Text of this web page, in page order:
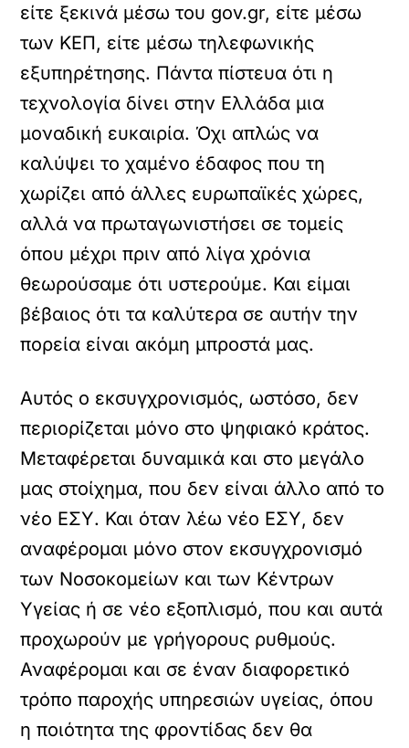
είτε ξεκινά μέσω του gov.gr, είτε μέσω
των ΚΕΠ, είτε μέσω τηλεφωνικής
εξυπηρέτησης. Πάντα πίστευα ότι η
τεχνολογία δίνει στην Ελλάδα μια
μοναδική ευκαιρία. Όχι απλώς να
καλύψει το χαμένο έδαφος που τη
χωρίζει από άλλες ευρωπαϊκές χώρες,
αλλά να πρωταγωνιστήσει σε τομείς
όπου μέχρι πριν από λίγα χρόνια
θεωρούσαμε ότι υστερούμε. Και είμαι
βέβαιος ότι τα καλύτερα σε αυτήν την
πορεία είναι ακόμη μπροστά μας.
Αυτός ο εκσυγχρονισμός, ωστόσο, δεν
περιορίζεται μόνο στο ψηφιακό κράτος.
Μεταφέρεται δυναμικά και στο μεγάλο
μας στοίχημα, που δεν είναι άλλο από το
νέο ΕΣΥ. Και όταν λέω νέο ΕΣΥ, δεν
αναφέρομαι μόνο στον εκσυγχρονισμό
των Νοσοκομείων και των Κέντρων
Υγείας ή σε νέο εξοπλισμό, που και αυτά
προχωρούν με γρήγορους ρυθμούς.
Αναφέρομαι και σε έναν διαφορετικό
τρόπο παροχής υπηρεσιών υγείας, όπου
η ποιότητα της φροντίδας δεν θα